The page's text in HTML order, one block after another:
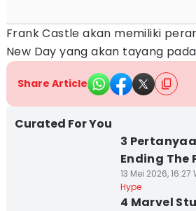
Frank Castle akan memiliki
New Day yang akan tayang
Share Article
Curated For You
3
Ending The
13 Mei 2026, 16:27
Hype
4 Marvel